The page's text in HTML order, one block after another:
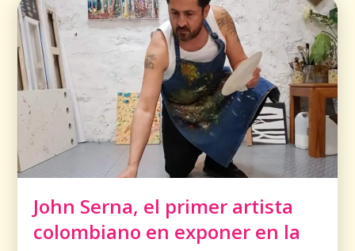
John Serna, el primer artista
colombiano en exponer en la